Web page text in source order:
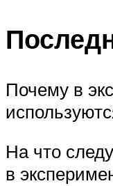
Почему в
На что
в